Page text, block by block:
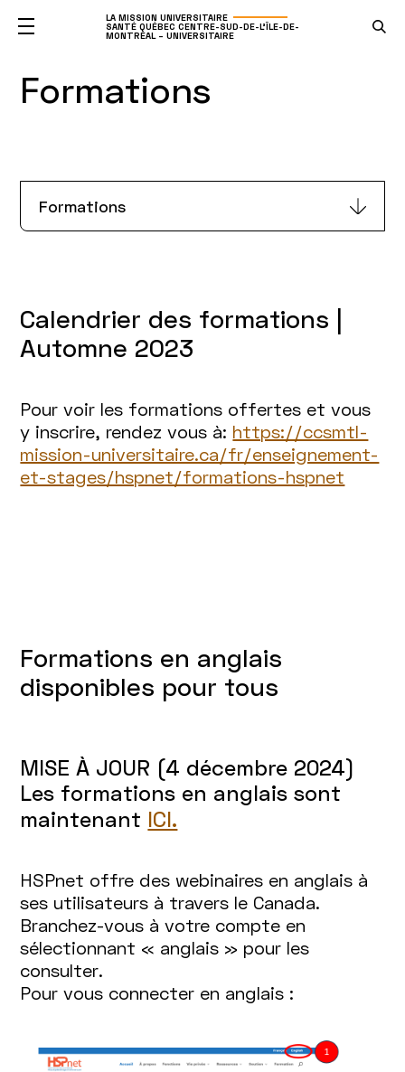
LA MISSION UNIVERSITAIRE
SANTÉ QUÉBEC CENTRE-SUD-DE-L'ÎLE-DE-
MONTRÉAL – UNIVERSITAIRE
Formations
Formations
Calendrier des formations |
Automne 2023
Pour voir les formations offertes et vous
y inscrire, rendez vous à: https://ccsmtl-
mission-universitaire.ca/fr/enseignement-
et-stages/hspnet/formations-hspnet
Formations en anglais
disponibles pour tous
MISE À JOUR (4 décembre 2024)
Les formations en anglais sont
maintenant ICI.
HSPnet offre des webinaires en anglais à
ses utilisateurs à travers le Canada.
Branchez-vous à votre compte en
sélectionnant « anglais » pour les
consulter.
Pour vous connecter en anglais :